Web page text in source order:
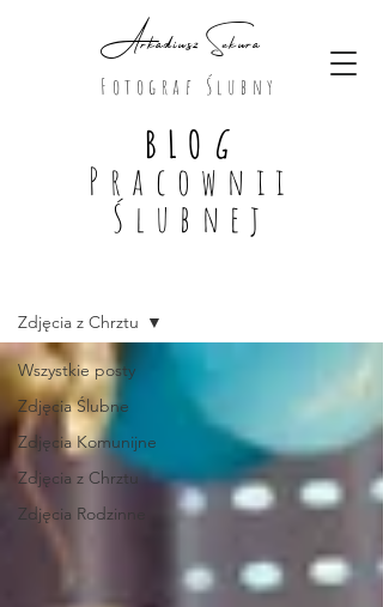
Arkadiusz Sekura
Fotograf Ślubny
BLO G
Pracownii
Ślubnej
Wszystkie posty
Zdjęcia Ślubne
Zdjęcia Komunijne
Zdjęcia z Chrztu
Zdjęcia Rodzinne
Zdjęcia z Chrztu